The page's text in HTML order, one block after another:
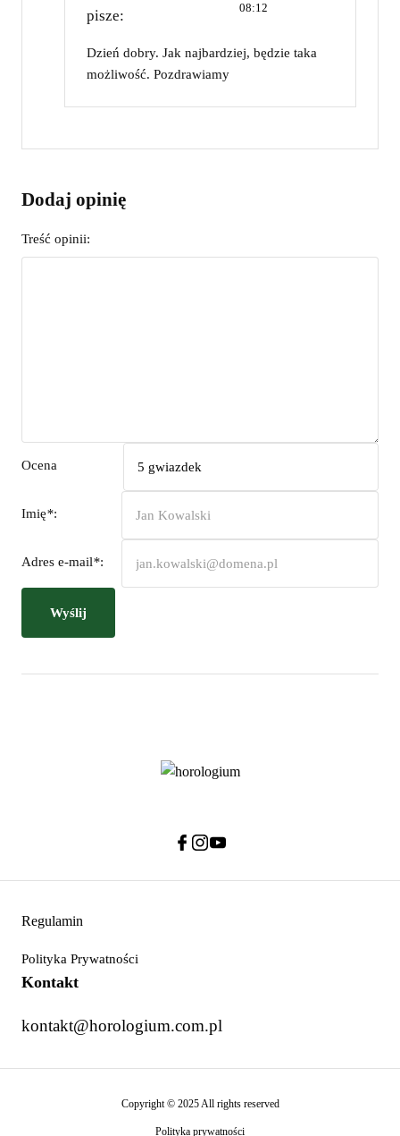
pisze:
08:12
Dzień dobry. Jak najbardziej, będzie taka
możliwość. Pozdrawiamy
Dodaj opinię
Treść opinii:
Ocena
Imię*:
Adres e-mail*:
Wyślij
Regulamin
Polityka Prywatności
Kontakt
kontakt@horologium.com.pl
Copyright © 2025 All rights reserved
Polityka prywatności